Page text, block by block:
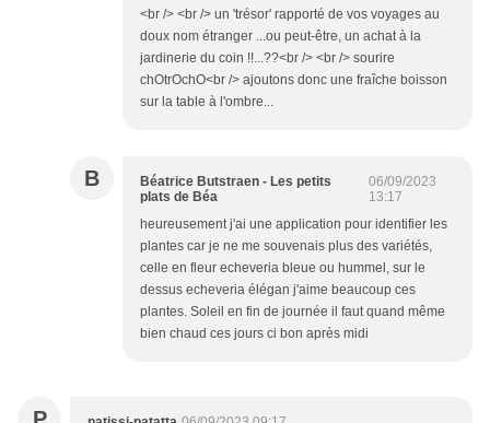
<br /> <br /> un 'trésor' rapporté de vos voyages au
doux nom étranger ...ou peut-être, un achat à la
jardinerie du coin !!...??<br /> <br /> sourire
chOtrOchO<br /> ajoutons donc une fraîche boisson
sur la table à l'ombre...
B
Béatrice Butstraen - Les petits
plats de Béa
06/09/2023
13:17
heureusement j'ai une application pour identifier les
plantes car je ne me souvenais plus des variétés,
celle en fleur echeveria bleue ou hummel, sur le
dessus echeveria élégan j'aime beaucoup ces
plantes. Soleil en fin de journée il faut quand même
bien chaud ces jours ci bon après midi